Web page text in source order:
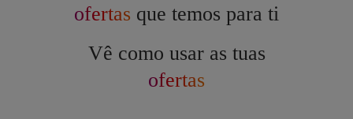
ofertas que temos para ti
Vê como usar as tuas
ofertas